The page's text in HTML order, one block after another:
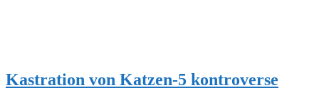
Kastration von Katzen-5 kontroverse